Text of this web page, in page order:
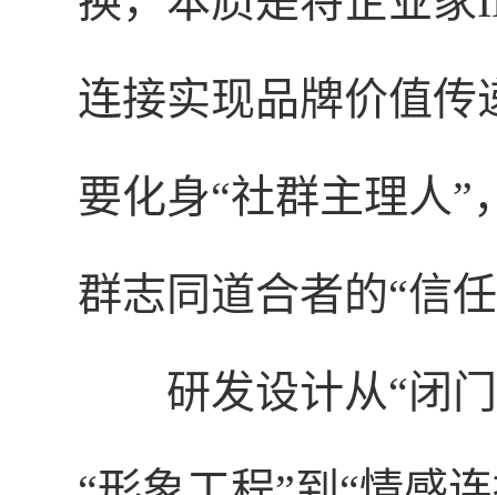
连接实现品牌价值传
要化身“社群主理人
群志同道合者的“信
研发设计从“闭